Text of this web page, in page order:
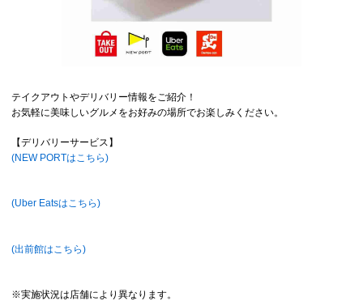
テイクアウトやデリバリー情報をご紹介！
お気軽に美味しいグルメをお好みの場所でお楽しみください。
【デリバリーサービス】
(NEW PORTはこちら)
(Uber Eatsはこちら)
(出前館はこちら)
※実施状況は店舗により異なります。